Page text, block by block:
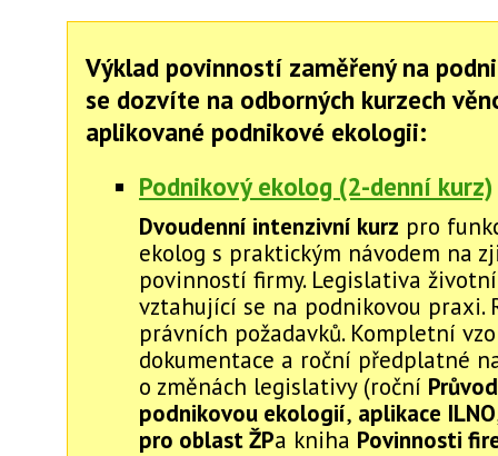
Výklad povinností zaměřený na
se dozvíte na odborných kurzech
aplikované podnikové ekologii:
Podnikový ekolog (2-denní kurz)
Dvoudenní intenzivní kurz pro
ekolog s praktickým návodem na
povinností firmy. Legislativa
vztahující se na podnikovou praxi.
právních požadavků. Kompletní
dokumentace a roční předplatné
o změnách legislativy (roční
podnikovou ekologií, aplikace ILNO
pro oblast ŽPa kniha Povinnosti